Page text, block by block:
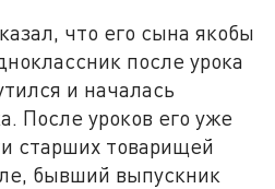
что его сына якобы
после урока
и началась
После уроков его уже
старших товарищей
бывший выпускник